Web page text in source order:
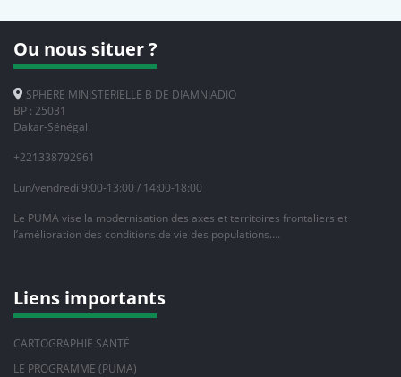
Ou nous situer ?
SPHERE MINISTERIELLE B DE DIAMNIADIO
BP : 25031
Dakar-Sénégal
+221338792961
Lun/vendredi 9:00-13:00 / 14:00-18:00
Le PUMA vise la modernisation des axes et territoires frontaliers et
l’amélioration des conditions de vie des populations….
Liens importants
CARTOGRAPHIE SANTÉ
LE PROGRAMME (PUMA)